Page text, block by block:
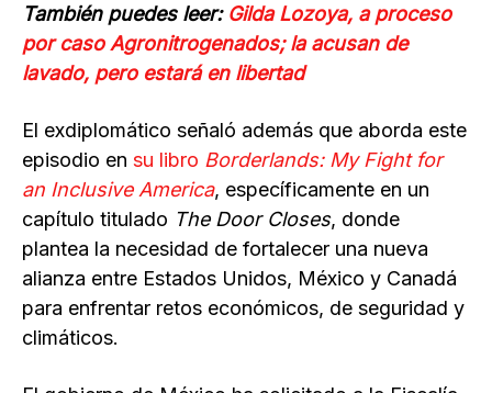
También puedes leer: Gilda Lozoya, a proceso
por caso Agronitrogenados; la acusan de
lavado, pero estará en libertad
El exdiplomático señaló además que aborda este
episodio en su libro Borderlands: My Fight for
an Inclusive America, específicamente en un
capítulo titulado The Door Closes, donde
plantea la necesidad de fortalecer una nueva
alianza entre Estados Unidos, México y Canadá
para enfrentar retos económicos, de seguridad y
climáticos.